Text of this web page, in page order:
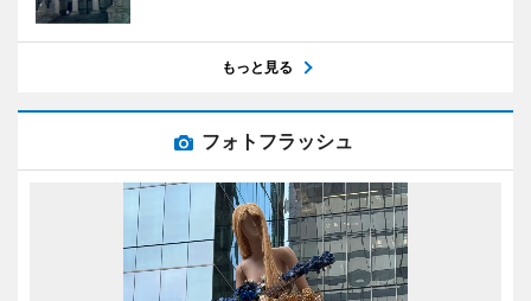
もっと見る
フォトフラッシュ